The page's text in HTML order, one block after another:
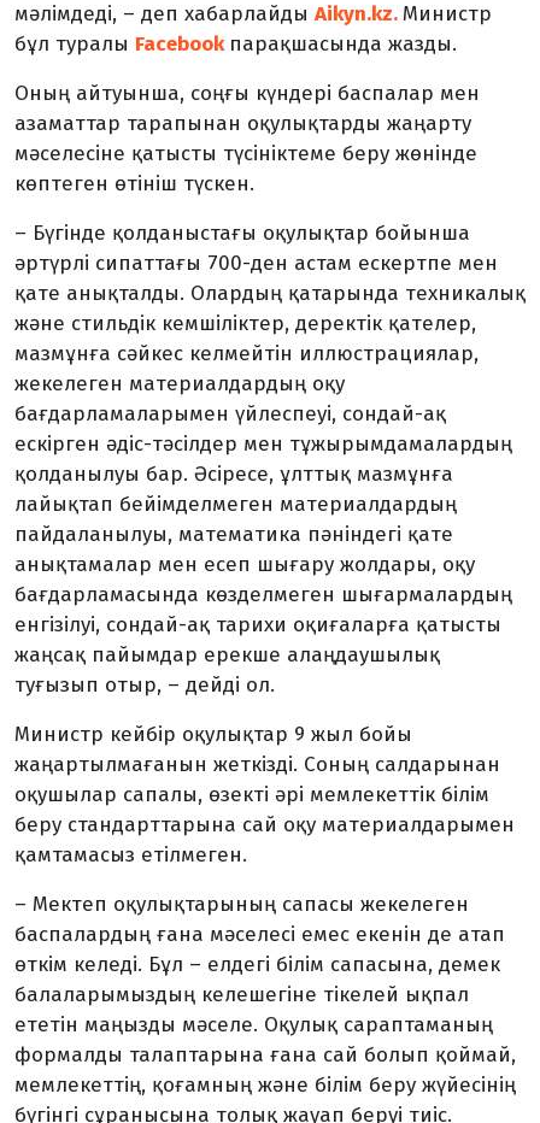
мәлімдеді, – деп хабарлайды Aikyn.kz.Министр
бұл туралы Facebook парақшасында жазды.
Оның айтуынша, соңғы күндері баспалар мен
азаматтар тарапынан оқулықтарды жаңарту
мәселесіне қатысты түсініктеме беру жөнінде
көптеген өтініш түскен.
– Бүгінде қолданыстағы оқулықтар бойынша
әртүрлі сипаттағы 700-ден астам ескертпе мен
қате анықталды. Олардың қатарында техникалық
және стильдік кемшіліктер, деректік қателер,
мазмұнға сәйкес келмейтін иллюстрациялар,
жекелеген материалдардың оқу
бағдарламаларымен үйлеспеуі, сондай-ақ
ескірген әдіс-тәсілдер мен тұжырымдамалардың
қолданылуы бар. Әсіресе, ұлттық мазмұнға
лайықтап бейімделмеген материалдардың
пайдаланылуы, математика пәніндегі қате
анықтамалар мен есеп шығару жолдары, оқу
бағдарламасында көзделмеген шығармалардың
енгізілуі, сондай-ақ тарихи оқиғаларға қатысты
жаңсақ пайымдар ерекше алаңдаушылық
туғызып отыр, – дейді ол.
Министр кейбір оқулықтар 9 жыл бойы
жаңартылмағанын жеткізді. Соның салдарынан
оқушылар сапалы, өзекті әрі мемлекеттік білім
беру стандарттарына сай оқу материалдарымен
қамтамасыз етілмеген.
– Мектеп оқулықтарының сапасы жекелеген
баспалардың ғана мәселесі емес екенін де атап
өткім келеді. Бұл – елдегі білім сапасына, демек
балаларымыздың келешегіне тікелей ықпал
ететін маңызды мәселе. Оқулық сараптаманың
формалды талаптарына ғана сай болып қоймай,
мемлекеттің, қоғамның және білім беру жүйесінің
бүгінгі сұранысына толық жауап беруі тиіс.